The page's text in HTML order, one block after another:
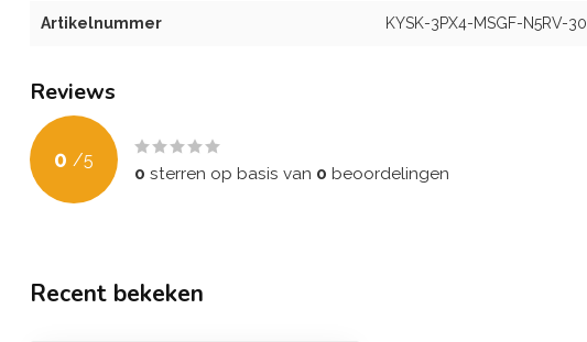
Artikelnummer KYSK-3PX4-MSGF-N5RV-30
Reviews
0 /5
0 sterren op basis van 0 beoordelingen
Recent bekeken